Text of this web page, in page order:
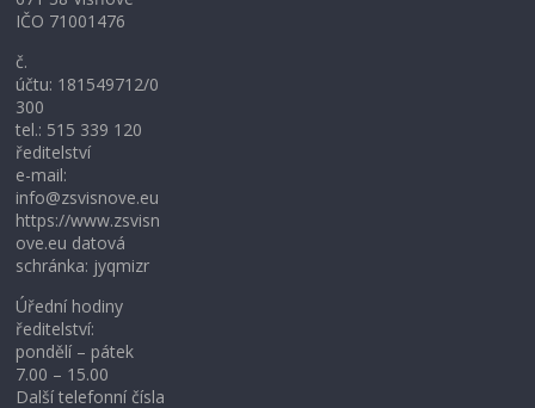
IČO 71001476
č.
účtu: 181549712/0
300
tel.: 515 339 120
ředitelství
e-mail:
info@zsvisnove.eu
https://www.zsvisn
ove.eu datová
schránka: jyqmizr
Úřední hodiny
ředitelství:
pondělí – pátek
7.00 – 15.00
Další telefonní čísla